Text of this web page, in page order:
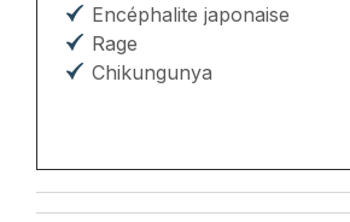
Encéphalite japonaise
Rage
Chikungunya